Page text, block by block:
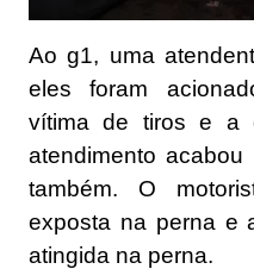
Aog1, uma
eles foram
vítima de tiros e a
atendimento
também. O
exposta na perna e
atingida na perna.